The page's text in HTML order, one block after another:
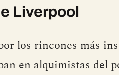
Liverpool
los rincones más
en alquimistas del